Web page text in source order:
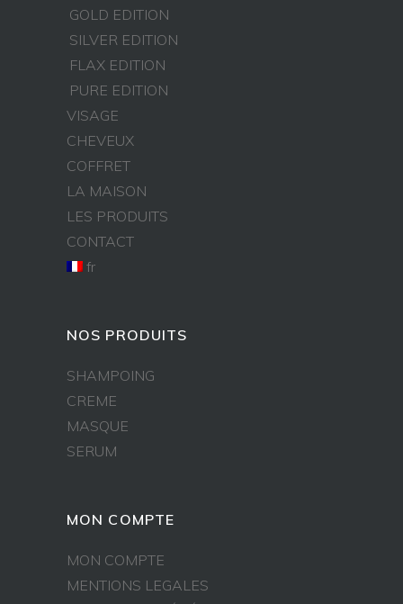
GOLD EDITION
SILVER EDITION
FLAX EDITION
PURE EDITION
VISAGE
CHEVEUX
COFFRET
LA MAISON
LES PRODUITS
CONTACT
fr
NOS PRODUITS
SHAMPOING
CREME
MASQUE
SERUM
MON COMPTE
MON COMPTE
MENTIONS LEGALES